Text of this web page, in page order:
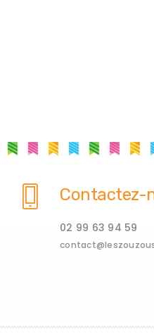
Contactez-
02 99 63 94 59